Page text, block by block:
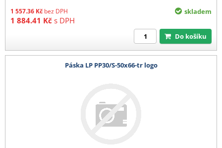
1 557.36 Kč bez DPH
1 884.41 Kč s DPH
skladem
Do košíku
Páska LP PP30/S-50x66-tr logo